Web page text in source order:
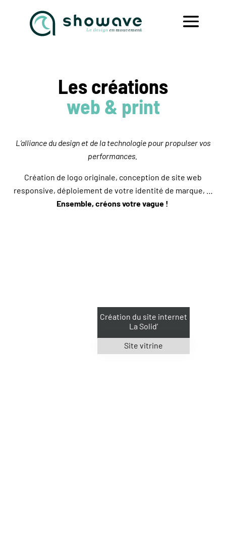
Les créations
web & print
L’alliance du design et de la technologie pour propulser vos
performances.
Création de logo originale, conception de site web
responsive, déploiement de votre identité de marque, …
Ensemble, créons votre vague !
Création du site internet
La Solid’
Site vitrine